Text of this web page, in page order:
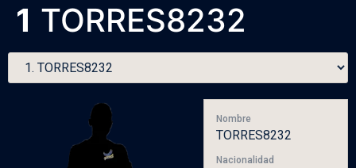
1 TORRES8232
Nombre
TORRES8232
Nacionalidad